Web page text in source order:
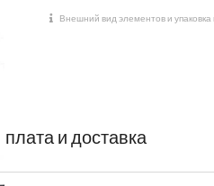
Внешний вид элементов и
Оплата и доставка